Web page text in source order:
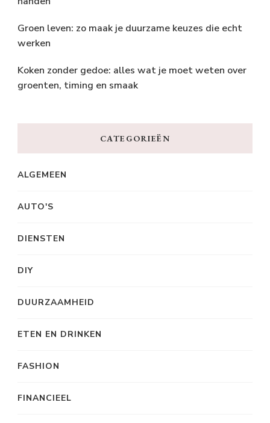
Groen leven: zo maak je duurzame keuzes die echt
werken
Koken zonder gedoe: alles wat je moet weten over
groenten, timing en smaak
CATEGORIEËN
ALGEMEEN
AUTO'S
DIENSTEN
DIY
DUURZAAMHEID
ETEN EN DRINKEN
FASHION
FINANCIEEL